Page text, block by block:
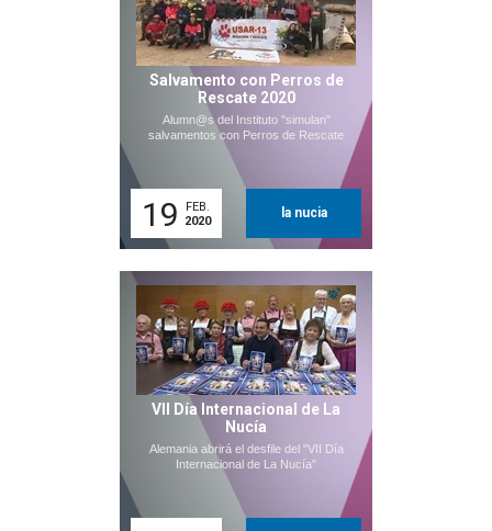
Salvamento con Perros de
Rescate 2020
Alumn@s del Instituto "simulan"
salvamentos con Perros de Rescate
19
FEB.
2020
la nucia
VII Día Internacional de La
Nucía
Alemania abrirá el desfile del "VII Día
Internacional de La Nucía"